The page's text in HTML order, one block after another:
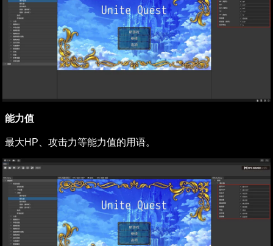
能力值
最大HP、攻击力等能力值的用语。